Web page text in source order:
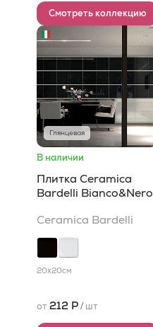
Смотреть коллекцию
Глянцевая
В наличии
Плитка Ceramica
Bardelli Bianco&Nero
Ceramica Bardelli
20x20см
от 212 Р/ шт